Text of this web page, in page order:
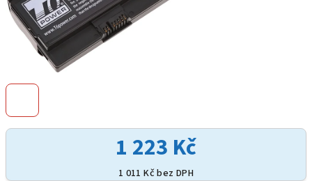
1 223 Kč
1 011 Kč bez DPH